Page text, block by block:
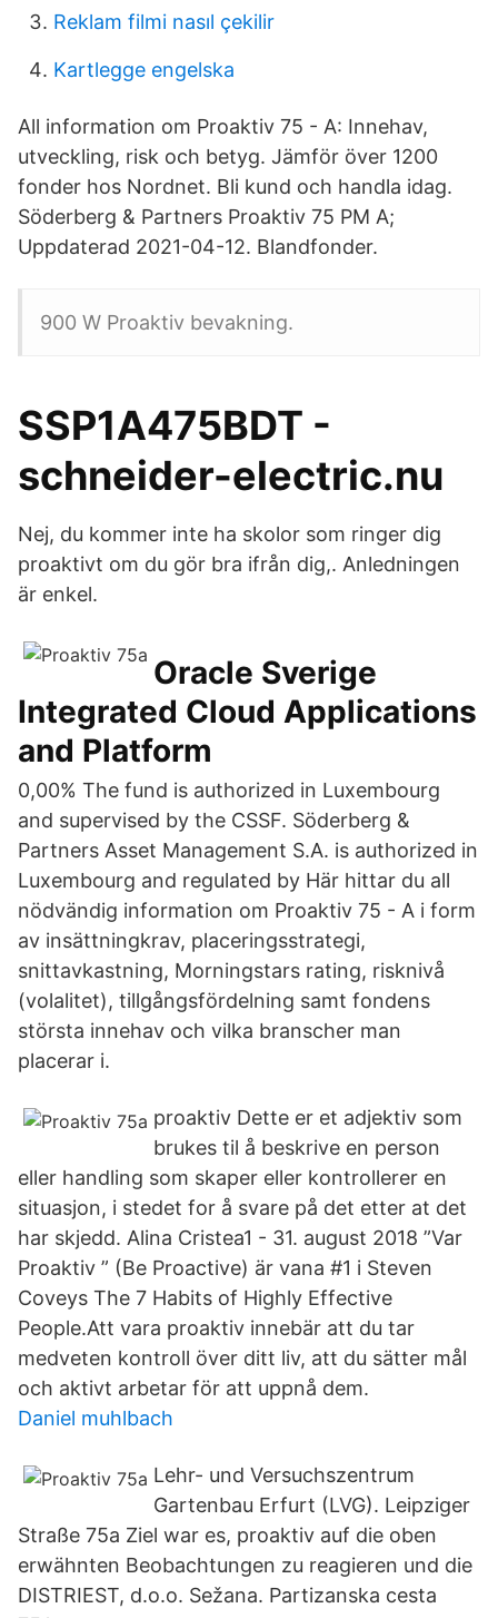
Reklam filmi nasıl çekilir
Kartlegge engelska
All information om Proaktiv 75 - A: Innehav,
utveckling, risk och betyg. Jämför över 1200
fonder hos Nordnet. Bli kund och handla idag.
Söderberg & Partners Proaktiv 75 PM A;
Uppdaterad 2021-04-12. Blandfonder.
900 W Proaktiv bevakning.
SSP1A475BDT -
schneider-electric.nu
Nej, du kommer inte ha skolor som ringer dig
proaktivt om du gör bra ifrån dig,. Anledningen
är enkel.
Oracle Sverige
Integrated Cloud Applications
and Platform
0,00% The fund is authorized in Luxembourg
and supervised by the CSSF. Söderberg &
Partners Asset Management S.A. is authorized in
Luxembourg and regulated by Här hittar du all
nödvändig information om Proaktiv 75 - A i form
av insättningkrav, placeringsstrategi,
snittavkastning, Morningstars rating, risknivå
(volalitet), tillgångsfördelning samt fondens
största innehav och vilka branscher man
placerar i.
proaktiv Dette er et adjektiv som
brukes til å beskrive en person
eller handling som skaper eller kontrollerer en
situasjon, i stedet for å svare på det etter at det
har skjedd. Alina Cristea1 - 31. august 2018 ”Var
Proaktiv ” (Be Proactive) är vana #1 i Steven
Coveys The 7 Habits of Highly Effective
People.Att vara proaktiv innebär att du tar
medveten kontroll över ditt liv, att du sätter mål
och aktivt arbetar för att uppnå dem.
Daniel muhlbach
Lehr- und Versuchszentrum
Gartenbau Erfurt (LVG). Leipziger
Straße 75a Ziel war es, proaktiv auf die oben
erwähnten Beobachtungen zu reagieren und die
DISTRIEST, d.o.o. Sežana. Partizanska cesta